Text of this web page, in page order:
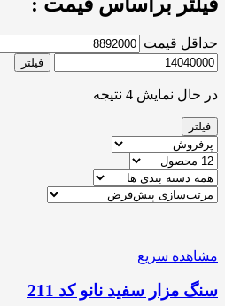
حداقل قیمت
فیلتر
در حال نمایش 4 نتیجه
فیلتر
مشاهده سریع
سنگ مزار سفید نانو کد 211